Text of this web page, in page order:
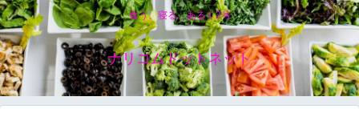
食う、寝る、あるく2号
ナリコムドットネット